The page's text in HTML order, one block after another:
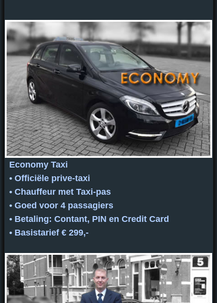
Economy Taxi
• Officiële prive-taxi
• Chauffeur met Taxi-pas
• Goed voor 4 passagiers
• Betaling: Contant, PIN en Credit Card
• Basistarief € 299,-